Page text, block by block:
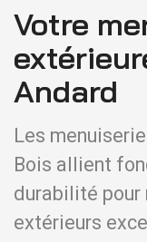
Votre
Andard
Les
Bois allient
durabilité pour
extérieurs